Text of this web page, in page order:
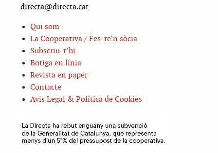
directa@directa.cat
Qui som
La Cooperativa / Fes-te’n sòcia
Subscriu-t’hi
Botiga en línia
Revista en paper
Contacte
Avis Legal & Política de Cookies